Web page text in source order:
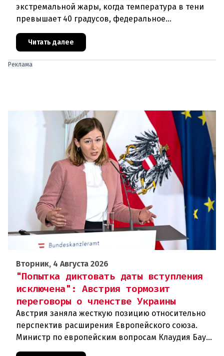
экстремальной жары, когда температура в тени
превышает 40 градусов, федеральное
проблемы перегрева жилых помещений. В среду н
Читать далее
Реклама
Вторник, 4 Августа 2026
"Попытка диктовать даты вступления
исключена": Австрия тормозит
переговоры о членстве Украины
Австрия заняла жесткую позицию относительно
перспектив расширения Европейского союза.
Министр по европейским вопросам Клаудия Бауэр
(ÖVP) категорически исключила возможность